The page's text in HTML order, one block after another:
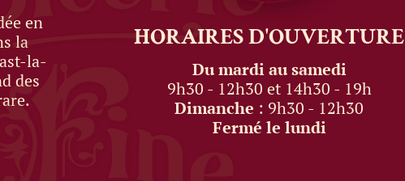
en
la
la-
des
HORAIRESD'OUVERTURE
Du mardi au samedi
9h30 - 12h30 et 14h30 - 19h
Dimanche : 9h30 - 12h30
Fermé le lundi